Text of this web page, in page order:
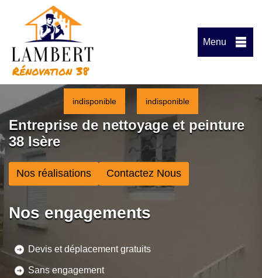
Menu
indisponible indisponible
Entreprise de nettoyage et peinture
38 Isère
Nos réalisations Contactez Nous
Nos engagements
Devis et déplacement gratuits
Sans engagement